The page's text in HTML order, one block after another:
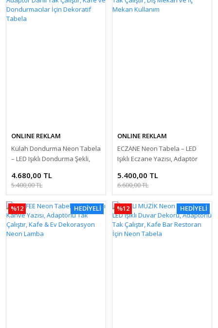
ONLINE REKLAM
Külah Dondurma Neon Tabela
– LED Işıklı Dondurma Şekli,
Kafe ve Dondurmacılar İçin
Dekoratif Tabela
4.680,00 TL
5.400,00 TL
ONLINE REKLAM
ECZANE Neon Tabela – LED
Işıklı Eczane Yazısı, Adaptör
ve İç Mekan Kullanım
5.400,00 TL
6.600,00 TL
%12 HEDİYELİ %12 HEDİYELİ